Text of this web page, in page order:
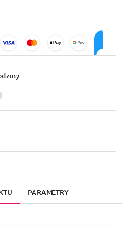
PARAMETRY